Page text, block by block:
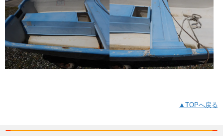
▲TOPへ戻る